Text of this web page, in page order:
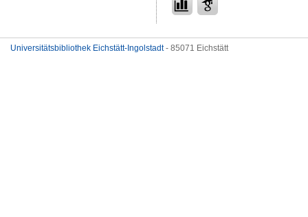
Universitätsbibliothek Eichstätt-Ingolstadt- 85071 Eichstätt